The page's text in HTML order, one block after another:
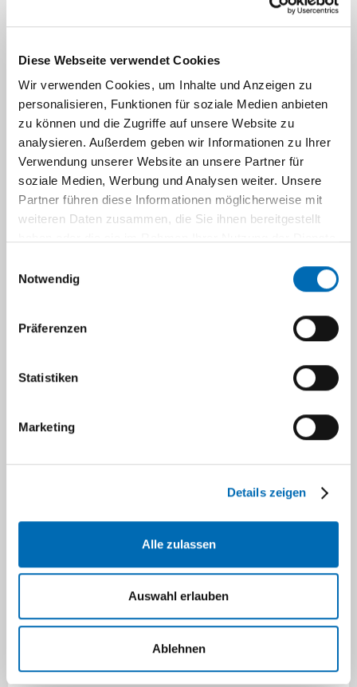
Diese Webseite verwendet Cookies
Wir verwenden Cookies, um Inhalte und Anzeigen zu
personalisieren, Funktionen für soziale Medien anbieten
zu können und die Zugriffe auf unsere Website zu
analysieren. Außerdem geben wir Informationen zu Ihrer
Verwendung unserer Website an unsere Partner für
soziale Medien, Werbung und Analysen weiter. Unsere
Partner führen diese Informationen möglicherweise mit
weiteren Daten zusammen, die Sie ihnen bereitgestellt
Notwendig
Präferenzen
Statistiken
Marketing
Details zeigen
Alle zulassen
Auswahl erlauben
Ablehnen
Immunreaktionen nach Infektionen
Virale Infektionen
Chronisch virale Infektionen
Bakterielle Infektionen
Immunologie
und septischer Schock
Forschung und Lehre
Forschung und biomedizinischer
Grundlagenforschung. Dabei sollen die
Ursachen von Krankheitsbildern verstanden
werden um diese durch die neu aufgedeckten
können. Das Lehrkonzept beinhaltet zudem die
Mitarbeit in Graduiertenkollegs, das Studium in